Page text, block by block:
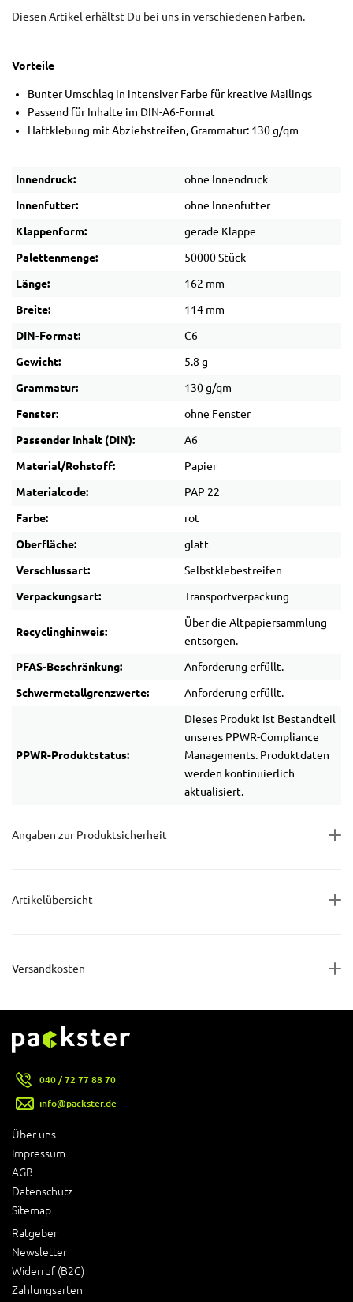
Diesen Artikel erhältst Du bei uns in verschiedenen Farben.
Vorteile
Bunter Umschlag in intensiver Farbe für kreative Mailings
Passend für Inhalte im DIN-A6-Format
Haftklebung mit Abziehstreifen, Grammatur: 130 g/qm
Innendruck: ohne Innendruck
Innenfutter: ohne Innenfutter
Klappenform: gerade Klappe
Palettenmenge: 50000 Stück
Länge: 162 mm
Breite: 114 mm
DIN-Format: C6
Gewicht: 5.8 g
Grammatur: 130 g/qm
Fenster: ohne Fenster
Passender Inhalt (DIN): A6
Material/Rohstoff: Papier
Materialcode: PAP 22
Farbe: rot
Oberfläche: glatt
Verschlussart: Selbstklebestreifen
Verpackungsart: Transportverpackung
Recyclinghinweis:
Über die Altpapiersammlung
entsorgen.
PFAS-Beschränkung: Anforderung erfüllt.
Schwermetallgrenzwerte: Anforderung erfüllt.
PPWR-Produktstatus:
Dieses Produkt ist Bestandteil
unseres PPWR-Compliance
Managements. Produktdaten
werden kontinuierlich
aktualisiert.
Angaben zur Produktsicherheit
Artikelübersicht
Versandkosten
Über uns
Impressum
AGB
Datenschutz
Sitemap
Ratgeber
Newsletter
Widerruf (B2C)
Zahlungsarten
040 / 72 77 88 70
info@packster.de